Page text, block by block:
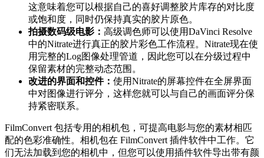
这意味着您可以根据自己的喜好调整胶片库存的对比度
或饱和度，同时仍保持真实的胶片原色。
拍摄数码级电影： 高级调色师可以使用DaVinci Resolve
中的Nitrate进行真正的胶片彩色工作流程。Nitrate现在使
用完整的Log图像处理管道，因此您可以在分级过程中
保留素材的完整动态范围。
改进的界面和控件： 使用Nitrate的屏幕控件在全屏界面
中对图像进行评分，这样您就可以与自己的画面评分保
持紧密联系。
FilmConvert 包括专用的相机包，可提高电影与您的素材相匹
配的色彩准确性。相机包在 FilmConvert 插件软件中工作。它
们无法加载到您的相机中，但您可以使用插件软件导出带有颜